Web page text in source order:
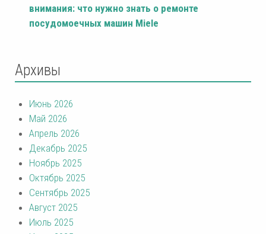
внимания: что нужно знать о ремонте
посудомоечных машин Miele
Архивы
Июнь 2026
Май 2026
Апрель 2026
Декабрь 2025
Ноябрь 2025
Октябрь 2025
Сентябрь 2025
Август 2025
Июль 2025